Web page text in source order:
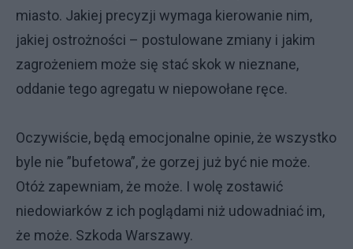
miasto. Jakiej precyzji wymaga kierowanie nim,
jakiej ostrożności – postulowane zmiany i jakim
zagrożeniem może się stać skok w nieznane,
oddanie tego agregatu w niepowołane ręce.
Oczywiście, będą emocjonalne opinie, że wszystko
byle nie ”bufetowa”, że gorzej już być nie może.
Otóż zapewniam, że może. I wolę zostawić
niedowiarków z ich poglądami niż udowadniać im,
że może. Szkoda Warszawy.